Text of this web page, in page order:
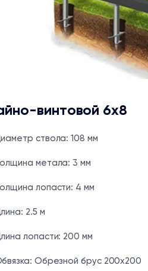
винтовой 6х8
ствола: 108 мм
метала: 3 мм
лопасти: 4 мм
2.5 м
лопасти: 200 мм
Обрезной брус 200x200